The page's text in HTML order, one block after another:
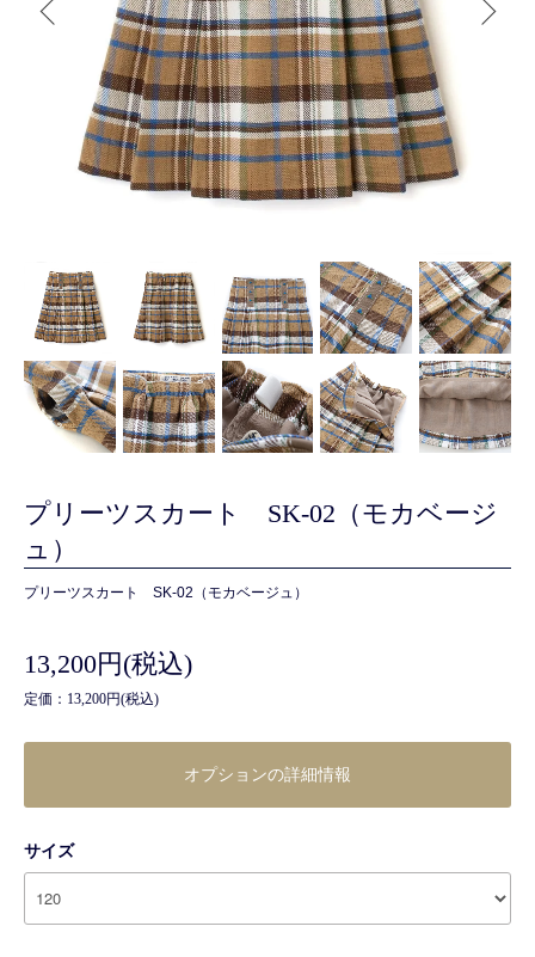
プリーツスカート SK-02（モカベージ
ュ）
プリーツスカート SK-02（モカベージュ）
13,200円(税込)
定価：13,200円(税込)
オプションの詳細情報
サイズ